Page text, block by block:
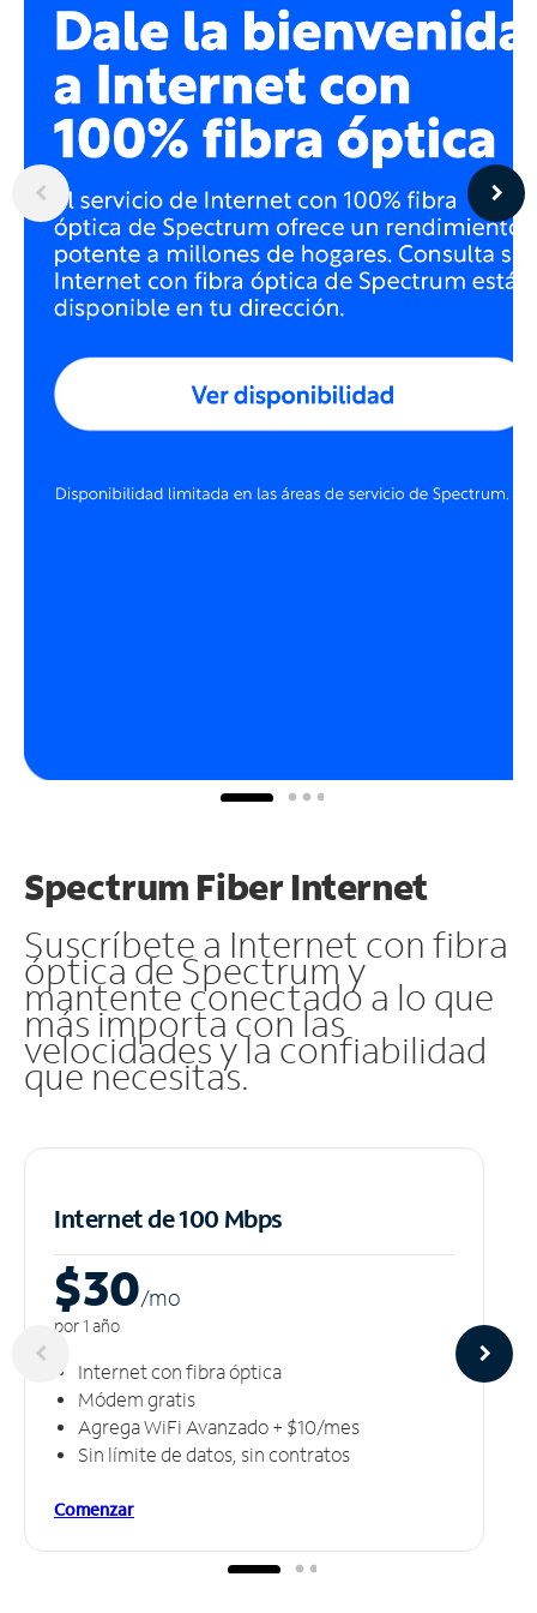
Spectrum Fiber Internet
Suscríbete a Internet con fibra
óptica de Spectrum y
mantente conectado a lo que
más importa con las
velocidades y la confiabilidad
que necesitas.
Internet de 100 Mbps
$30/mo
por 1 año
Internet con fibra óptica
Módem gratis
Agrega WiFi Avanzado + $10/mes
Sin límite de datos, sin contratos
Comenzar